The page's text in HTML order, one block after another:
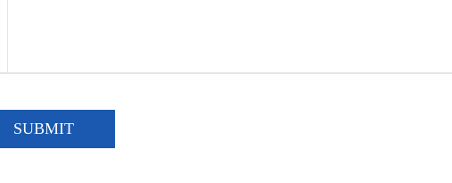
SUBMIT